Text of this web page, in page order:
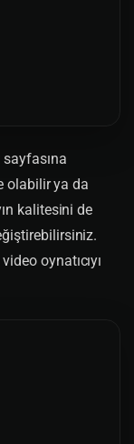
sayfasına
olabilir ya da
kalitesini de
oynatıcıyı